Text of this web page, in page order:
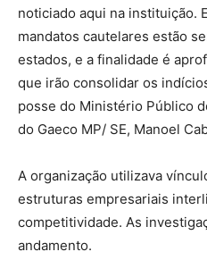
noticiado aqui na instituição.
mandatos cautelares estão
estados, e a finalidade é
que irão consolidar os
posse do Ministério Público
do Gaeco MP/ SE, Manoel
A organização utilizava
estruturas empresariais
competitividade. As
andamento.